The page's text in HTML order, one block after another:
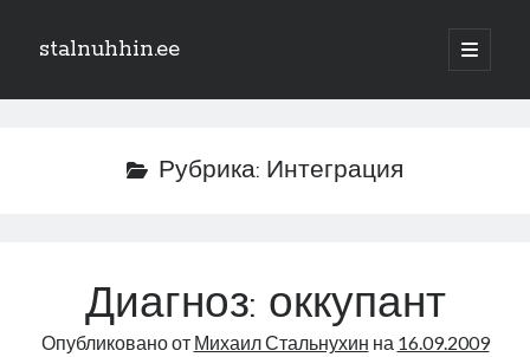
stalnuhhin.ee
отрыть
Боковая
Интеграция
Интервью
Рубрика: Интеграция
Диагноз: оккупант
Опубликовано от Михаил Стальнухин на 16.09.2009